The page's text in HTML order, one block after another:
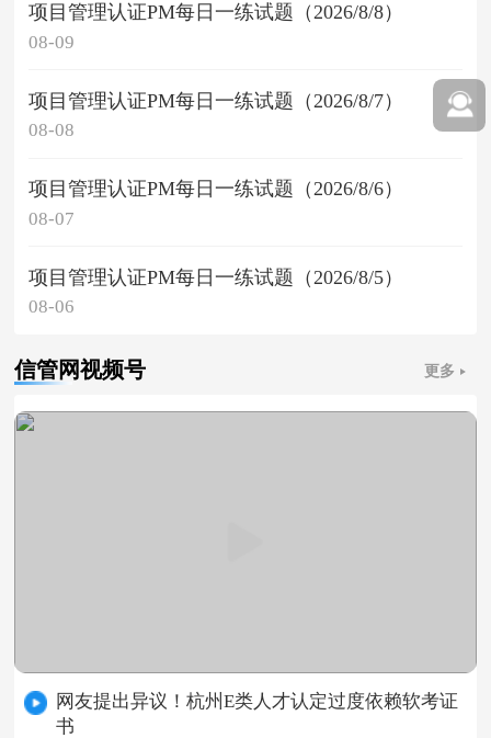
项目管理认证PM每日一练试题（2026/8/8）
08-09
项目管理认证PM每日一练试题（2026/8/7）
08-08
项目管理认证PM每日一练试题（2026/8/6）
08-07
项目管理认证PM每日一练试题（2026/8/5）
08-06
信管网视频号 更多
网友提出异议！杭州E类人才认定过度依赖软考证
书